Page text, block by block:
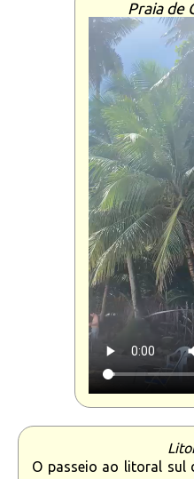
Praia de
O passeio ao litoral sul